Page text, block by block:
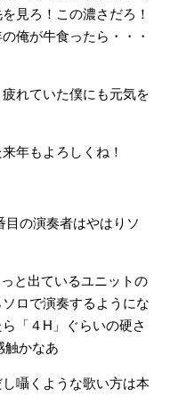
ろ！この濃さだろ！
俺が牛食ったら・・・
れていた僕にも元気を
年もよろしくね！
目の演奏者はやはりソ
と出ているユニットの
ロで演奏するようにな
「４H」ぐらいの硬さ
触かなあ
囁くような歌い方は本